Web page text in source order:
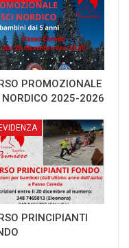
PROMOZIONALE
NORDICO 2025-2026
PRINCIPIANTI